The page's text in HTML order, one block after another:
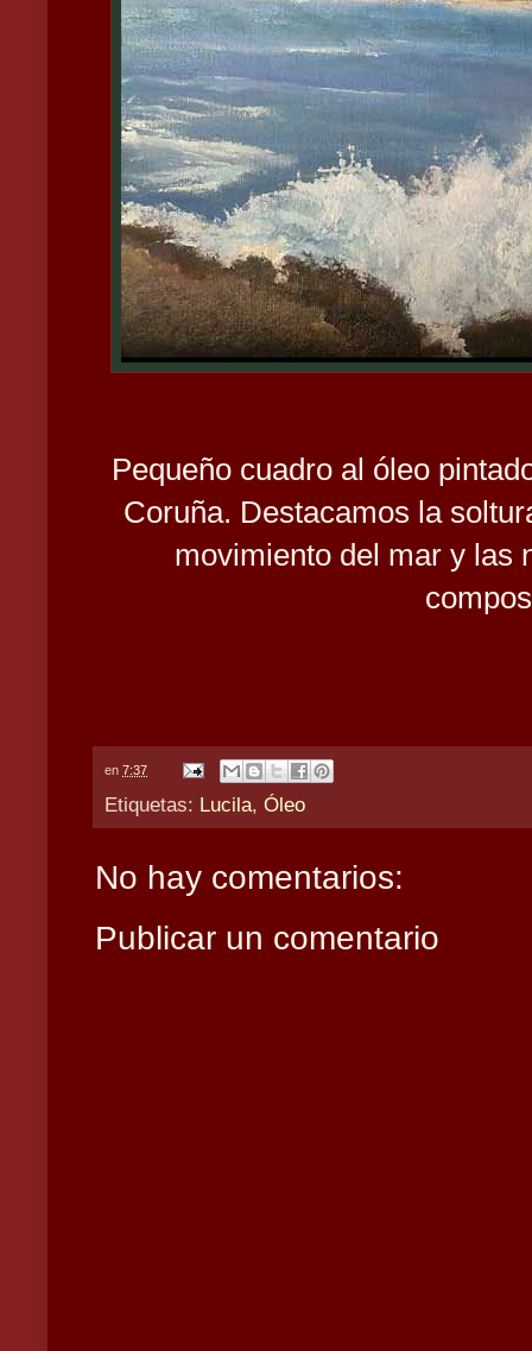
Pequeño cuadro al óleo
Coruña. Destacamos la
movimiento del mar y las
en 7:37
Etiquetas: Lucila, Óleo
No hay comentarios:
Publicar un comentario